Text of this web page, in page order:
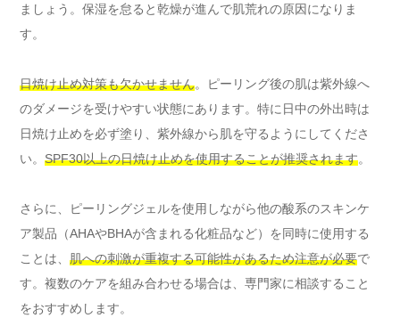
ましょう。保湿を怠ると乾燥が進んで肌荒れの原因になりま
す。
日焼け止め対策も欠かせません。ピーリング後の肌は紫外線へ
のダメージを受けやすい状態にあります。特に日中の外出時は
日焼け止めを必ず塗り、紫外線から肌を守るようにしてくださ
い。 SPF30以上の日焼け止めを使用することが推奨されます。
さらに、ピーリングジェルを使用しながら他の酸系のスキンケ
ア製品（AHAやBHAが含まれる化粧品など）を同時に使用する
ことは、 肌への刺激が重複する可能性があるため注意が必要で
す。複数のケアを組み合わせる場合は、専門家に相談すること
をおすすめします。